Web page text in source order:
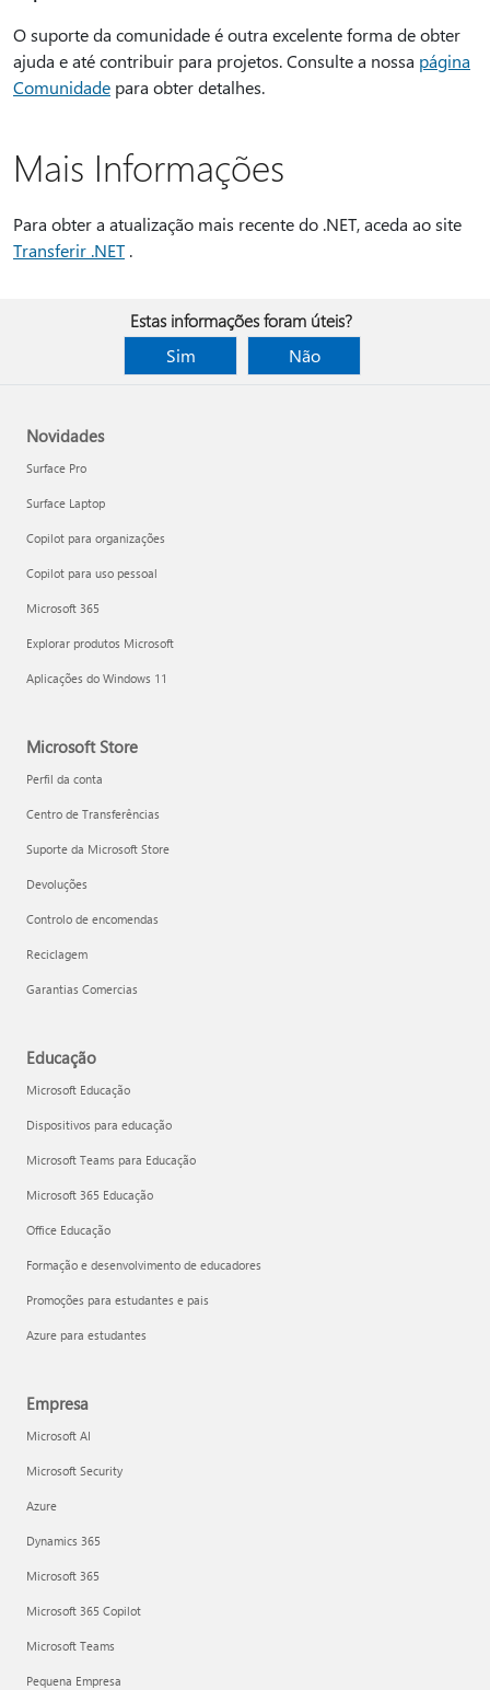
O suporte da comunidade é outra excelente forma de obter
ajuda e até contribuir para projetos. Consulte a nossa página
Comunidade para obter detalhes.
Mais Informações
Para obter a atualização mais recente do .NET, aceda ao site
Transferir .NET.
Estas informações foram úteis?
Sim
Não
Novidades
Surface Pro
Surface Laptop
Copilot para organizações
Copilot para uso pessoal
Microsoft 365
Explorar produtos Microsoft
Aplicações do Windows 11
Microsoft Store
Perfil da conta
Centro de Transferências
Suporte da Microsoft Store
Devoluções
Controlo de encomendas
Reciclagem
Garantias Comercias
Educação
Microsoft Educação
Dispositivos para educação
Microsoft Teams para Educação
Microsoft 365 Educação
Office Educação
Formação e desenvolvimento de educadores
Promoções para estudantes e pais
Azure para estudantes
Empresa
Microsoft AI
Microsoft Security
Azure
Dynamics 365
Microsoft 365
Microsoft 365 Copilot
Microsoft Teams
Pequena Empresa